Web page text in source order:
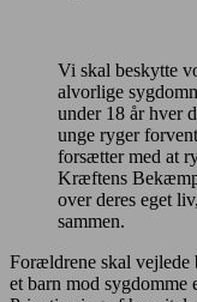
Vi skal beskytte
alvorlige
under 18 år hver
unge ryger
forsætter med at
Kræftens
over deres eget
sammen.
Forældrene skal
et barn mod sygdomme